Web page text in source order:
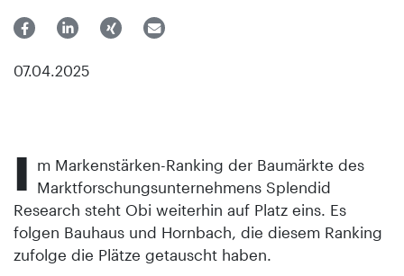
07.04.2025
I m Markenstärken-Ranking der Baumärkte des
Marktforschungsunternehmens Splendid
Research steht Obi weiterhin auf Platz eins. Es
folgen Bauhaus und Hornbach, die diesem Ranking
zufolge die Plätze getauscht haben.